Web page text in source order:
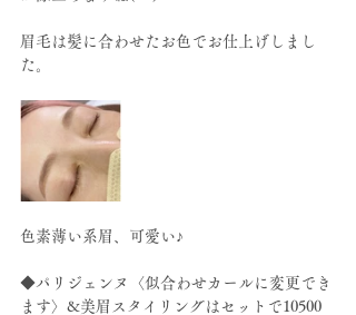
眉毛は髪に合わせたお色でお仕上げしまし
た。
色素薄い系眉、可愛い♪
◆パリジェンヌ〈似合わせカールに変更でき
ます〉&美眉スタイリングはセットで10500